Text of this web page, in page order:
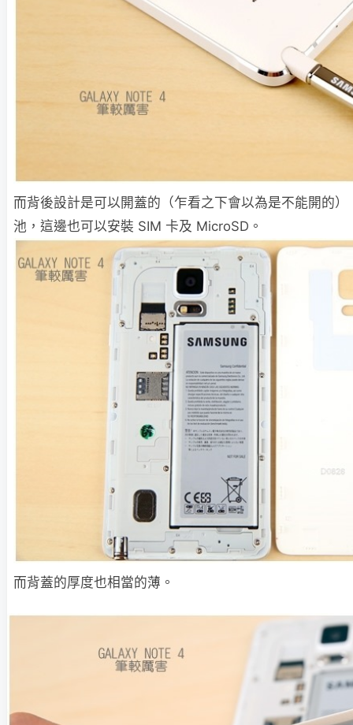
而背後設計是可以開蓋的（乍看之下會以為是不能開的
池，這邊也可以安裝 SIM 卡及 MicroSD。
而背蓋的厚度也相當的薄。